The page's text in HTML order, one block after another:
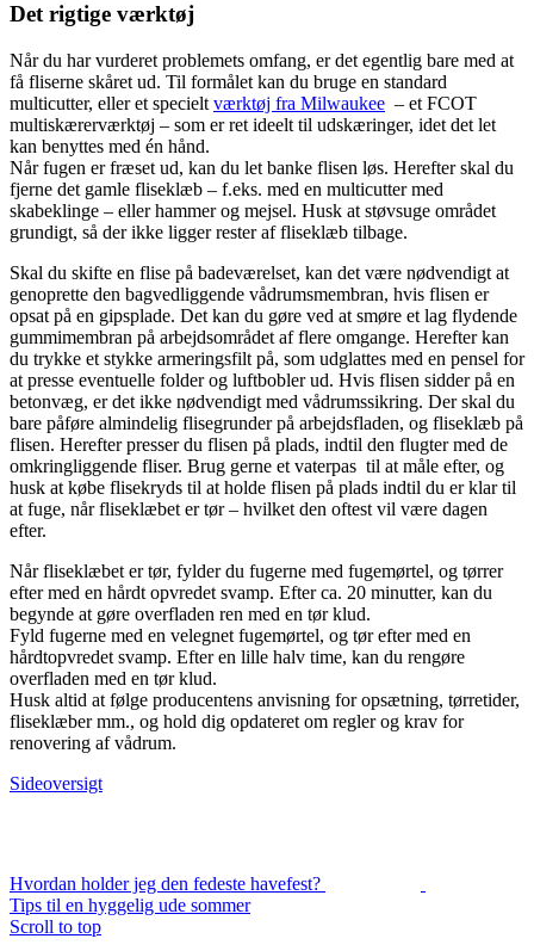
Det rigtige værktøj
Når du har vurderet problemets omfang, er det egentlig bare med at
få fliserne skåret ud. Til formålet kan du bruge en standard
multicutter, eller et specielt værktøj fra Milwaukee – et FCOT
multiskærerværktøj – som er ret ideelt til udskæringer, idet det let
kan benyttes med én hånd.
Når fugen er fræset ud, kan du let banke flisen løs. Herefter skal du
fjerne det gamle fliseklæb – f.eks. med en multicutter med
skabeklinge – eller hammer og mejsel. Husk at støvsuge området
grundigt, så der ikke ligger rester af fliseklæb tilbage.
Skal du skifte en flise på badeværelset, kan det være nødvendigt at
genoprette den bagvedliggende vådrumsmembran, hvis flisen er
opsat på en gipsplade. Det kan du gøre ved at smøre et lag flydende
gummimembran på arbejdsområdet af flere omgange. Herefter kan
du trykke et stykke armeringsfilt på, som udglattes med en pensel for
at presse eventuelle folder og luftbobler ud. Hvis flisen sidder på en
betonvæg, er det ikke nødvendigt med vådrumssikring. Der skal du
bare påføre almindelig flisegrunder på arbejdsfladen, og fliseklæb på
flisen. Herefter presser du flisen på plads, indtil den flugter med de
omkringliggende fliser. Brug gerne et vaterpas til at måle efter, og
husk at købe flisekryds til at holde flisen på plads indtil du er klar til
at fuge, når fliseklæbet er tør – hvilket den oftest vil være dagen
efter.
Når fliseklæbet er tør, fylder du fugerne med fugemørtel, og tørrer
efter med en hårdt opvredet svamp. Efter ca. 20 minutter, kan du
begynde at gøre overfladen ren med en tør klud.
Fyld fugerne med en velegnet fugemørtel, og tør efter med en
hårdtopvredet svamp. Efter en lille halv time, kan du rengøre
overfladen med en tør klud.
Husk altid at følge producentens anvisning for opsætning, tørretider,
fliseklæber mm., og hold dig opdateret om regler og krav for
renovering af vådrum.
Sideoversigt
Hvordan holder jeg den fedeste havefest?
Tips til en hyggelig ude sommer
Scroll to top